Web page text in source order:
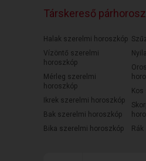
Társkereső
Halak szerelmi horoszkóp
Vízöntő szerelmi
horoszkóp
Mérleg szerelmi
horoszkóp
Ikrek szerelmi horoszkóp
Bak szerelmi horoszkóp
Bika szerelmi horoszkóp